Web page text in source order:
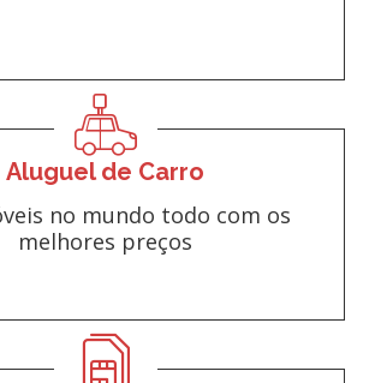
Aluguel de Carro
no mundo todo com os
melhores preços